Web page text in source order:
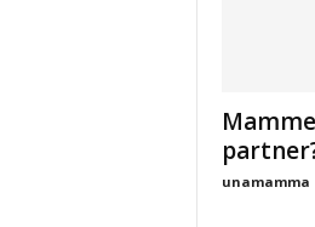
unamamma